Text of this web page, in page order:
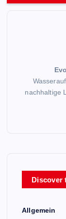
nachhaltige
Discover
Allgemein